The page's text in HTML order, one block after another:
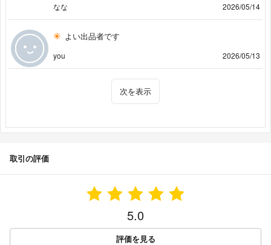
なな
2026/05/14
よい出品者です
you 2026/05/13
次を表示
取引の評価
5.0
評価を見る